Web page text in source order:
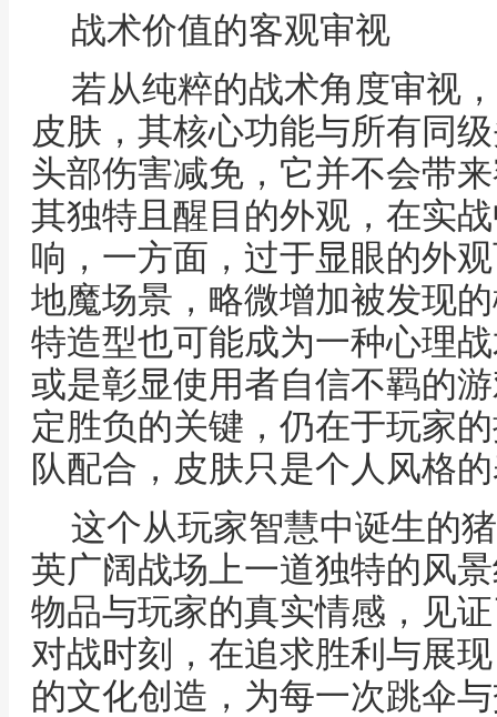
战术价值的客观审视
若从纯粹的战术角度审视
皮肤，其核心功能与所有同
头部伤害减免，它并不会带
其独特且醒目的外观，在实
响，一方面，过于显眼的外
地魔场景，略微增加被发现
特造型也可能成为一种心理
或是彰显使用者自信不羁的
定胜负的关键，仍在于玩家
队配合，皮肤只是个人风格
这个从玩家智慧中诞生的
英广阔战场上一道独特的风
物品与玩家的真实情感，见
对战时刻，在追求胜利与展
的文化创造，为每一次跳伞